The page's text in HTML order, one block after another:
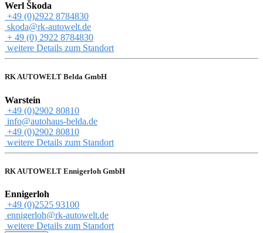
Werl Škoda
+49 (0)2922 8784830
skoda@rk-autowelt.de
+ 49 (0) 2922 8784830
weitere Details zum Standort
RK AUTOWELT Belda GmbH
Warstein
+49 (0)2902 80810
info@autohaus-belda.de
+49 (0)2902 80810
weitere Details zum Standort
RK AUTOWELT Ennigerloh GmbH
Ennigerloh
+49 (0)2525 93100
ennigerloh@rk-autowelt.de
weitere Details zum Standort